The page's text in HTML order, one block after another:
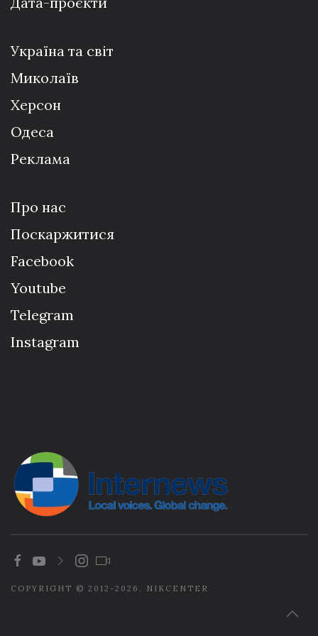
Україна та світ
Миколаїв
Херсон
Одеса
Реклама
Про нас
Поскаржитися
Facebook
Youtube
Telegram
Instagram
COPYRIGHT © 2012-2026. NIKCENTER